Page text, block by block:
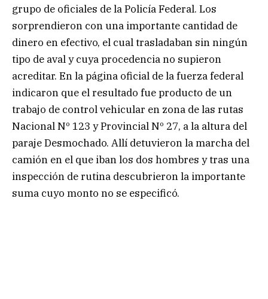
grupo de oficiales de la Policía Federal. Los
sorprendieron con una importante cantidad de
dinero en efectivo, el cual trasladaban sin ningún
tipo de aval y cuya procedencia no supieron
acreditar. En la página oficial de la fuerza federal
indicaron que el resultado fue producto de un
trabajo de control vehicular en zona de las rutas
Nacional Nº 123 y Provincial Nº 27, a la altura del
paraje Desmochado. Allí detuvieron la marcha del
camión en el que iban los dos hombres y tras una
inspección de rutina descubrieron la importante
suma cuyo monto no se especificó.